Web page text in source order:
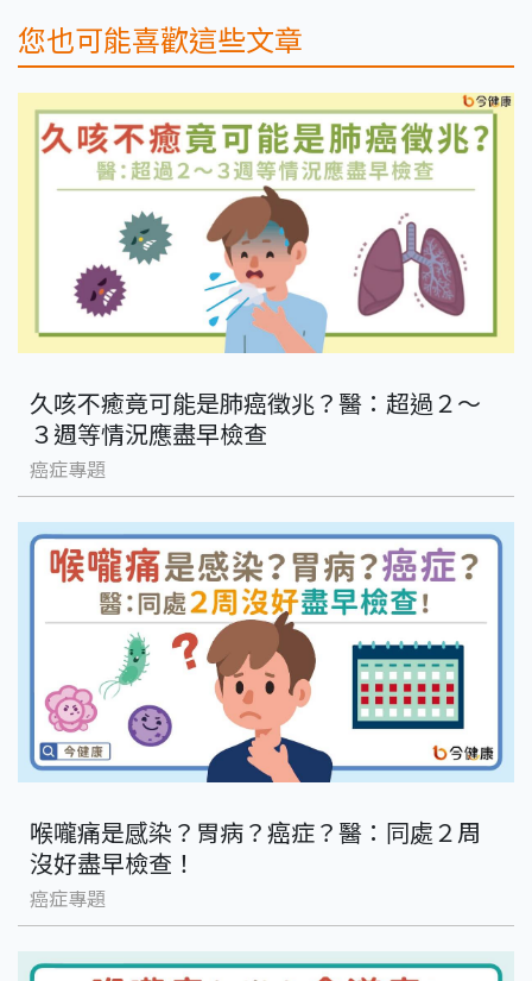
您也可能喜歡這些文章
久咳不癒竟可能是肺癌徵兆？醫：超過２～
３週等情況應盡早檢查
癌症專題
喉嚨痛是感染？胃病？癌症？醫：同處２周
沒好盡早檢查！
癌症專題